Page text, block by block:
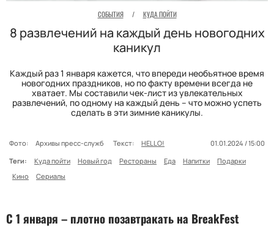
СОБЫТИЯ / КУДА ПОЙТИ
8 развлечений на каждый день новогодних
каникул
Каждый раз 1 января кажется, что впереди необъятное время
новогодних праздников, но по факту времени всегда не
хватает. Мы составили чек-лист из увлекательных
развлечений, по одному на каждый день – что можно успеть
сделать в эти зимние каникулы.
Фото: Архивы пресс-служб Текст: HELLO!
01.01.2024 / 15:00
Теги:
Куда пойти Новый год Рестораны Еда Напитки
Подарки
Кино
Сериалы
С 1 января – плотно позавтракать на BreakFest